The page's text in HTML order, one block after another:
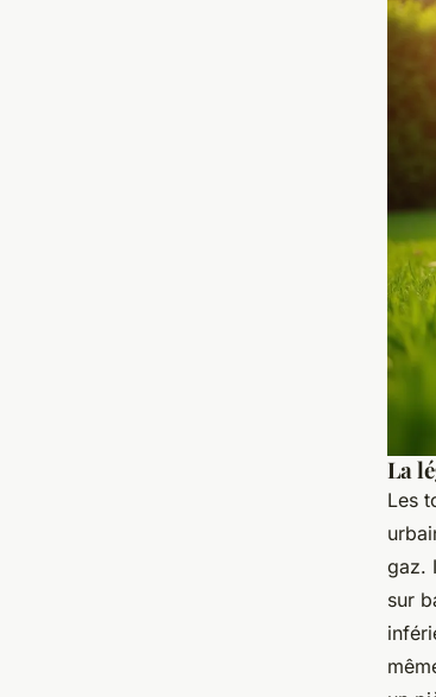
La
Les
gaz.
sur